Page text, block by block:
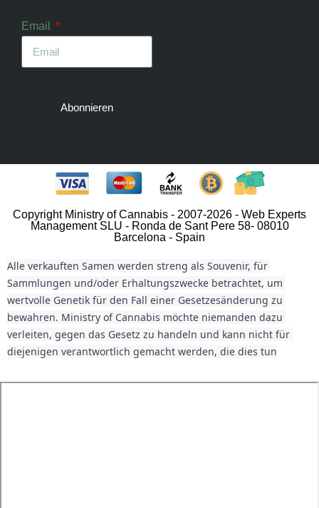
Email
Abonnieren
Copyright Ministry of Cannabis - 2007-2026 - Web Experts
Management SLU - Ronda de Sant Pere 58- 08010
Barcelona - Spain
Alle verkauften Samen werden streng als Souvenir, für
Sammlungen und/oder Erhaltungszwecke betrachtet, um
wertvolle Genetik für den Fall einer Gesetzesänderung zu
bewahren. Ministry of Cannabis möchte niemanden dazu
verleiten, gegen das Gesetz zu handeln und kann nicht für
diejenigen verantwortlich gemacht werden, die dies tun